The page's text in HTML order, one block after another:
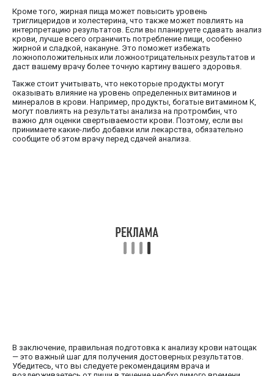
Кроме того, жирная пища может повысить уровень
триглицеридов и холестерина, что также может повлиять на
интерпретацию результатов. Если вы планируете сдавать анализ
крови, лучше всего ограничить потребление пищи, особенно
жирной и сладкой, накануне. Это поможет избежать
ложноположительных или ложноотрицательных результатов и
даст вашему врачу более точную картину вашего здоровья.
Также стоит учитывать, что некоторые продукты могут
оказывать влияние на уровень определенных витаминов и
минералов в крови. Например, продукты, богатые витамином К,
могут повлиять на результаты анализа на протромбин, что
важно для оценки свертываемости крови. Поэтому, если вы
принимаете какие-либо добавки или лекарства, обязательно
сообщите об этом врачу перед сдачей анализа.
В заключение, правильная подготовка к анализу крови натощак
— это важный шаг для получения достоверных результатов.
Убедитесь, что вы следуете рекомендациям врача и